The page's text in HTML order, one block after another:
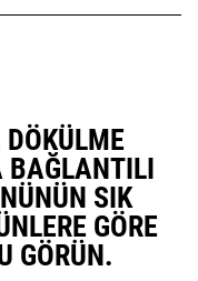
BAĞLANTILI
SIK
GÖRE
GÖRÜN.